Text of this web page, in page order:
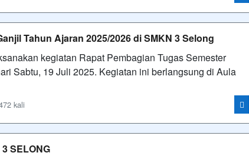
Tahun Ajaran 2025/2026 di SMKN 3 Selong
kegiatan Rapat Pembagian Tugas Semester
Sabtu, 19 Juli 2025. Kegiatan ini berlangsung di Aula
kali
SELONG